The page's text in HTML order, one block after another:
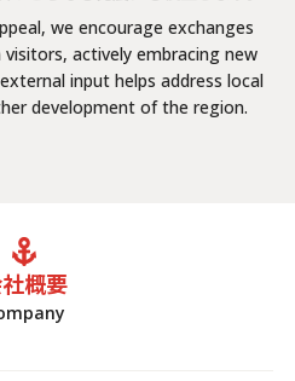
we encourage exchanges
actively embracing new
input helps address local
development of the region.
概要